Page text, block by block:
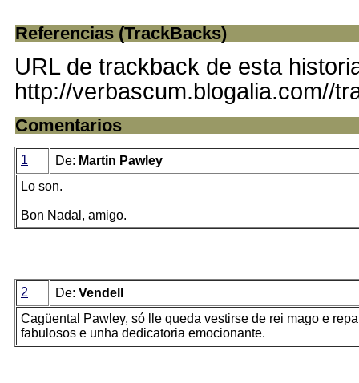
Referencias (TrackBacks)
URL de trackback de esta
http://verbascum.blogalia.com//
Comentarios
1 De: Martin Pawley
Lo son.
Bon Nadal, amigo.
2 De: Vendell
Cagüental Pawley, só lle queda vestirse de rei mago e
fabulosos e unha dedicatoria emocionante.